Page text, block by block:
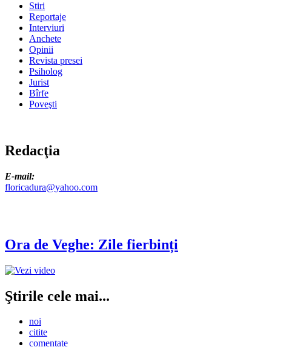
Stiri
Reportaje
Interviuri
Anchete
Opinii
Revista presei
Psiholog
Jurist
Bîrfe
Poveşti
Redacţia
E-mail:
floricadura@yahoo.com
Ora de Veghe: Zile fierbinți
Ştirile cele mai...
noi
citite
comentate